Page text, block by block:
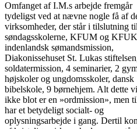
Omfanget af I.M.s arbejde fremgår
tydeligst ved at nævne nogle få af
virksomheder, der står i tilslutning
søndagsskolerne, KFUM og
indenlandsk sømandsmission,
Diakonissehuset St. Lukas
soldatermission, 4 seminarier, 2
højskoler og ungdomsskoler, dansk
bibelskole, 9 børnehjem. Alt dette
ikke blot er en »ordmission», men
har et betydeligt socialt- og
oplysningsarbejde i gang. Dertil